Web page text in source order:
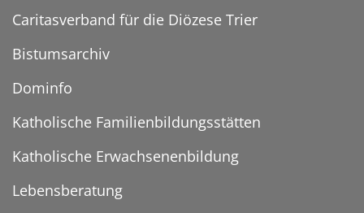
Caritasverband für die Diözese Trier
Bistumsarchiv
Dominfo
Katholische Familienbildungsstätten
Katholische Erwachsenenbildung
Lebensberatung